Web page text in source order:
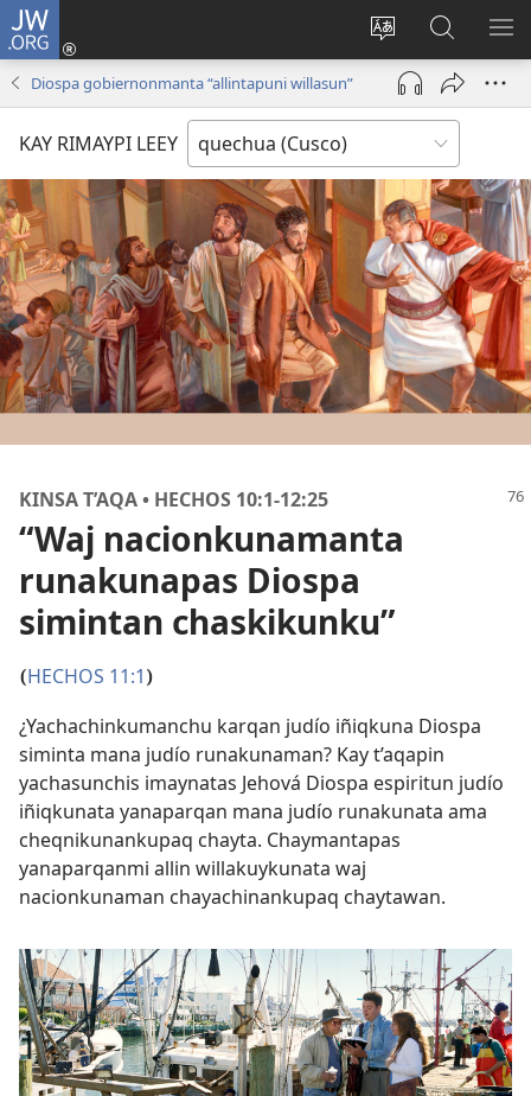
JW.ORG
Direccionpi
akllay
Sutiykiwan
jaykuy
(abre
nueva
JW.ORG
nisqapi
maskhay
Diospa gobiernonmanta “allintapuni willasun”
KAY RIMAYPI LEEY
KINSA T’AQA • HECHOS 10:1-12:25
“Waj nacionkunamanta
runakunapas Diospa
simintan chaskikunku”
(HECHOS 11:1 )
¿Yachachinkumanchu karqan judío iñiqkuna Diospa
siminta mana judío runakunaman? Kay t’aqapin
yachasunchis imaynatas Jehová Diospa espiritun judío
iñiqkunata yanaparqan mana judío runakunata ama
cheqnikunankupaq chayta. Chaymantapas
yanaparqanmi allin willakuykunata waj
nacionkunaman chayachinankupaq chaytawan.